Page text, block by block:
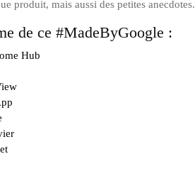
produit, mais aussi des petites anecdotes.
de ce #MadeByGoogle :
Hub